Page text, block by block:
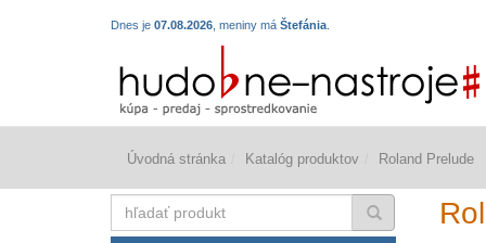
Dnes je 07.08.2026 , meniny má Štefánia
Úvodná stránka Katalóg produktov Roland Prelude
produkt